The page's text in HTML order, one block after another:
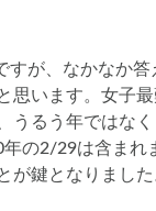
すが、なかなか
思います。女子
うるう年ではな
年の2/29は含まれ
が鍵となりました